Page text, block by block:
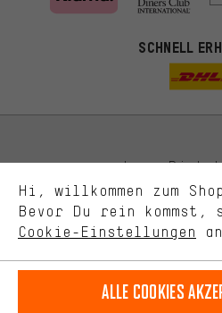
SCHNELL
Lass Dich
Terminbuchung
Kontaktformular
Unsere Datenschutzerklärung
Hi, willkommen zum
Bevor Du rein kommst,
Cookie-Einstellungen
Du bekommst, statt zufälliger
Angebote von uns. Diese
besser zu erkennen und Dir
Uns interessiert, was Du in
selbst Einfluss auf die
unseres Shop-Angebots.
Dein Shopping-Erlebnis wird
stellen wir Verknüpfungen zu
können wir dir weitere
Alle Cookies